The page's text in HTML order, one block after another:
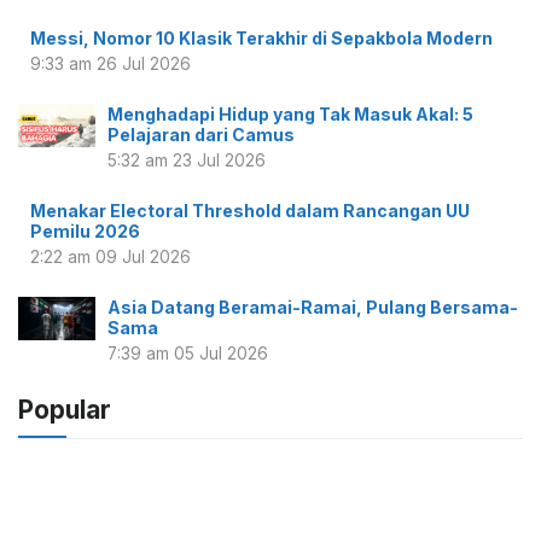
Messi, Nomor 10 Klasik Terakhir di Sepakbola Modern
9:33 am 26 Jul 2026
Menghadapi Hidup yang Tak Masuk Akal: 5
Pelajaran dari Camus
5:32 am 23 Jul 2026
Menakar Electoral Threshold dalam Rancangan UU
Pemilu 2026
2:22 am 09 Jul 2026
Asia Datang Beramai-Ramai, Pulang Bersama-
Sama
7:39 am 05 Jul 2026
Popular